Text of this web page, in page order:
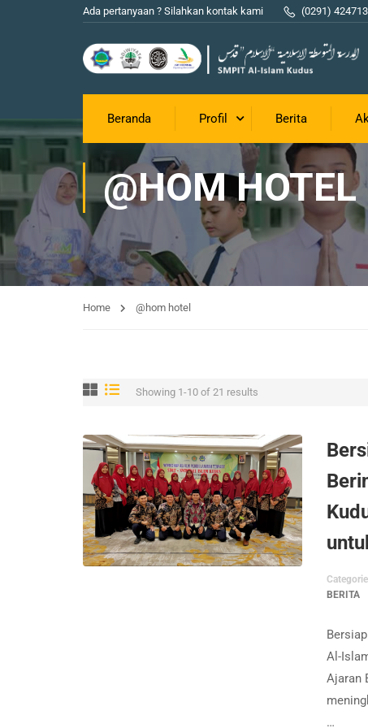
Ada pertanyaan ? Silahkan kontak kami (0291)
Beranda Profil Berita
@HOM HOTEL
Home @hom hotel
Showing 1-10 of 21 results
BERITA
Al-
Ajaran
…